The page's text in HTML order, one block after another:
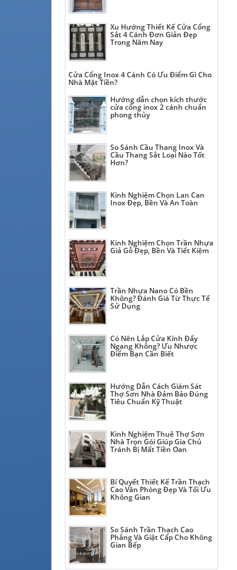
Xu Hướng Thiết Kế Cửa Cổng
Sắt 4 Cánh Đơn Giản Đẹp
Trong Năm Nay
Cửa Cổng Inox 4 Cánh Có Ưu Điểm Gì Cho
Nhà Mặt Tiền?
Hướng dẫn chọn kích thước
cửa cổng inox 2 cánh chuẩn
phong thủy
So Sánh Cầu Thang Inox Và
Cầu Thang Sắt Loại Nào Tốt
Hơn?
Kinh Nghiệm Chọn Lan Can
Inox Đẹp, Bền Và An Toàn
Kinh Nghiệm Chọn Trần Nhựa
Giả Gỗ Đẹp, Bền Và Tiết Kiệm
Trần Nhựa Nano Có Bền
Không? Đánh Giá Từ Thực Tế
Sử Dụng
Có Nên Lắp Cửa Kính Đẩy
Ngang Không? Ưu Nhược
Điểm Bạn Cần Biết
Hướng Dẫn Cách Giám Sát
Thợ Sơn Nhà Đảm Bảo Đúng
Tiêu Chuẩn Kỹ Thuật
Kinh Nghiệm Thuê Thợ Sơn
Nhà Trọn Gói Giúp Gia Chủ
Tránh Bị Mất Tiền Oan
Bí Quyết Thiết Kế Trần Thạch
Cao Văn Phòng Đẹp Và Tối Ưu
Không Gian
So Sánh Trần Thạch Cao
Phẳng Và Giật Cấp Cho Không
Gian Bếp